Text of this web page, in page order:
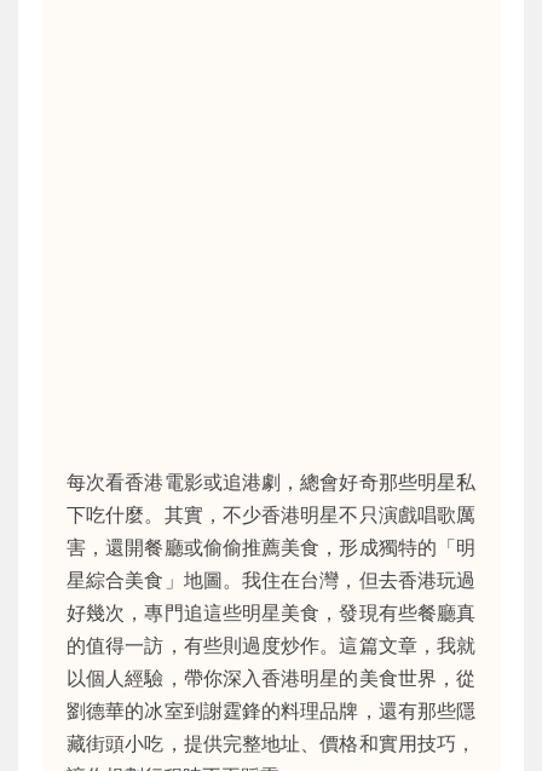
每次看香港電影或追港劇，總會好奇那些明星私
下吃什麼。其實，不少香港明星不只演戲唱歌厲
害，還開餐廳或偷偷推薦美食，形成獨特的「明
星綜合美食」地圖。我住在台灣，但去香港玩過
好幾次，專門追這些明星美食，發現有些餐廳真
的值得一訪，有些則過度炒作。這篇文章，我就
以個人經驗，帶你深入香港明星的美食世界，從
劉德華的冰室到謝霆鋒的料理品牌，還有那些隱
藏街頭小吃，提供完整地址、價格和實用技巧，